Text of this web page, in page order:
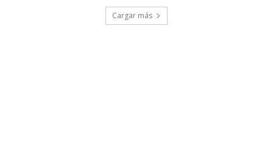
Cargar más